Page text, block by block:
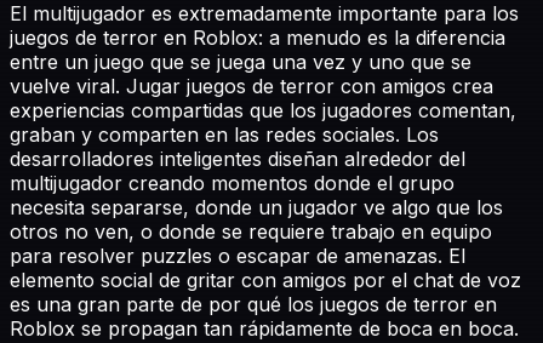
El multijugador es extremadamente importante para los
juegos de terror en Roblox: a menudo es la diferencia
entre un juego que se juega una vez y uno que se
vuelve viral. Jugar juegos de terror con amigos crea
experiencias compartidas que los jugadores comentan,
graban y comparten en las redes sociales. Los
desarrolladores inteligentes diseñan alrededor del
multijugador creando momentos donde el grupo
necesita separarse, donde un jugador ve algo que los
otros no ven, o donde se requiere trabajo en equipo
para resolver puzzles o escapar de amenazas. El
elemento social de gritar con amigos por el chat de voz
es una gran parte de por qué los juegos de terror en
Roblox se propagan tan rápidamente de boca en boca.